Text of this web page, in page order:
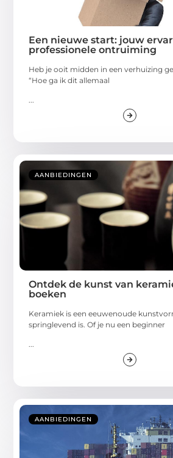
Een nieuwe start: jouw
professionele ontruiming
Heb je ooit midden in een verhuizing
“Hoe ga ik dit allemaal
...
AANBIEDINGEN
Ontdek de kunst van
boeken
Keramiek is een eeuwenoude
springlevend is. Of je nu een beginner
...
AANBIEDINGEN